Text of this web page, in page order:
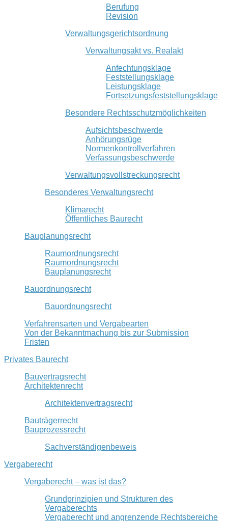
Berufung
Revision
Verwaltungsgerichtsordnung
Verwaltungsakt vs. Realakt
Anfechtungsklage
Feststellungsklage
Leistungsklage
Fortsetzungsfeststellungsklage
Besondere Rechtsschutzmöglichkeiten
Aufsichtsbeschwerde
Anhörungsrüge
Normenkontrollverfahren
Verfassungsbeschwerde
Verwaltungsvollstreckungsrecht
Besonderes Verwaltungsrecht
Klimarecht
Öffentliches Baurecht
Bauplanungsrecht
Raumordnungsrecht
Raumordnungsrecht
Bauplanungsrecht
Bauordnungsrecht
Bauordnungsrecht
Verfahrensarten und Vergabearten
Von der Bekanntmachung bis zur Submission
Fristen
Privates Baurecht
Bauvertragsrecht
Architektenrecht
Architektenvertragsrecht
Bauträgerrecht
Bauprozessrecht
Sachverständigenbeweis
Vergaberecht
Vergaberecht – was ist das?
Grundprinzipien und Strukturen des
Vergaberechts
Vergaberecht und angrenzende Rechtsbereiche